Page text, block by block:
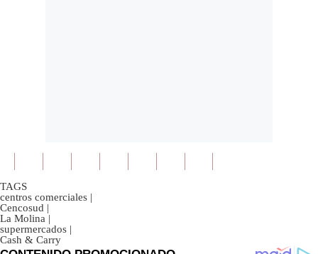
TAGS
centros comerciales |
Cencosud |
La Molina |
supermercados |
Cash & Carry